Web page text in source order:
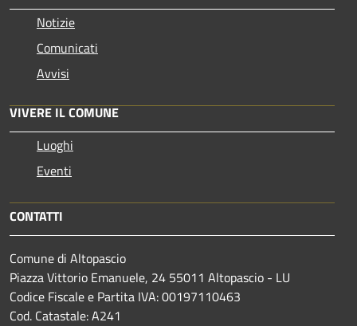
Notizie
Comunicati
Avvisi
VIVERE IL COMUNE
Luoghi
Eventi
CONTATTI
Comune di Altopascio
Piazza Vittorio Emanuele, 24 55011 Altopascio - LU
Codice Fiscale e Partita IVA: 00197110463
Cod. Catastale: A241